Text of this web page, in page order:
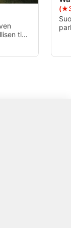
tien